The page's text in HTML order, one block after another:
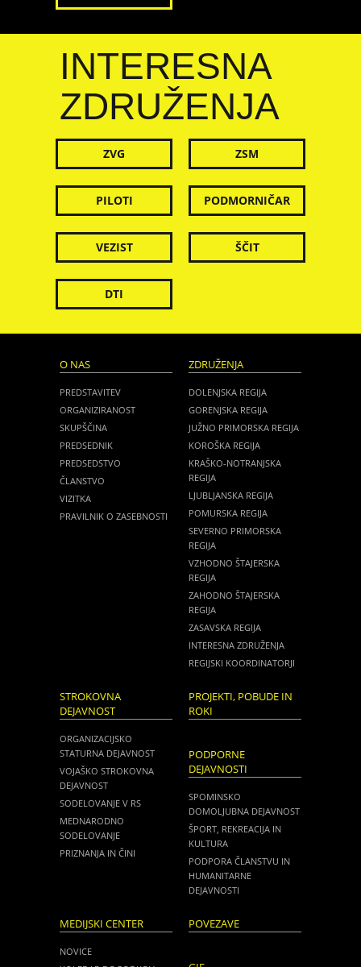
INTERESNA
ZDRUŽENJA
ZVG ZSM
PILOTI PODMORNIČAR
VEZIST ŠČIT
DTI
O NAS
PREDSTAVITEV
ORGANIZIRANOST
SKUPŠČINA
PREDSEDNIK
PREDSEDSTVO
ČLANSTVO
VIZITKA
PRAVILNIK O ZASEBNOSTI
ZDRUŽENJA
DOLENJSKA REGIJA
GORENJSKA REGIJA
JUŽNO PRIMORSKA REGIJA
KOROŠKA REGIJA
KRAŠKO-NOTRANJSKA
REGIJA
LJUBLJANSKA REGIJA
POMURSKA REGIJA
SEVERNO PRIMORSKA
REGIJA
VZHODNO ŠTAJERSKA
REGIJA
ZAHODNO ŠTAJERSKA
REGIJA
ZASAVSKA REGIJA
INTERESNA ZDRUŽENJA
REGIJSKI KOORDINATORJI
STROKOVNA
DEJAVNOST
ORGANIZACIJSKO
STATURNA DEJAVNOST
VOJAŠKO STROKOVNA
DEJAVNOST
SODELOVANJE V RS
MEDNARODNO
SODELOVANJE
PRIZNANJA IN ČINI
PROJEKTI, POBUDE IN
ROKI
PODPORNE
DEJAVNOSTI
SPOMINSKO
DOMOLJUBNA DEJAVNOST
ŠPORT, REKREACIJA IN
KULTURA
PODPORA ČLANSTVU IN
HUMANITARNE
DEJAVNOSTI
MEDIJSKI CENTER
NOVICE
POVEZAVE